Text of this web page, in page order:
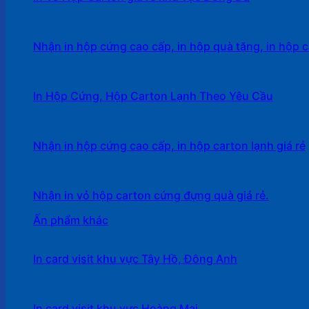
Nhận in hộp cứng cao cấp, in hộp quà tặng, in hộp
In Hộp Cứng, Hộp Carton Lạnh Theo Yêu Cầu
Nhận in hộp cứng cao cấp, in hộp carton lạnh giá rẻ
Nhận in vỏ hộp carton cứng đựng quà giá rẻ.
Ấn phẩm khác
In card visit khu vực Tây Hồ, Đông Anh